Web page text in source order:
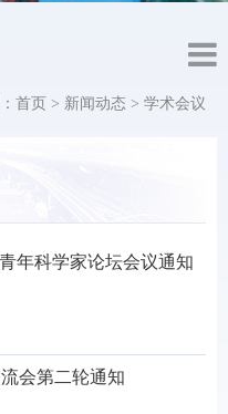
首页 > 新闻动态 > 学术会议
年科学家论坛会议通知
会第二轮通知